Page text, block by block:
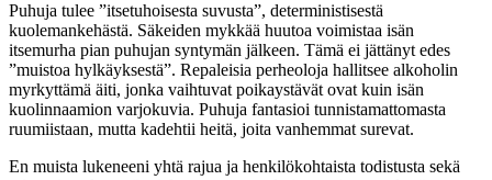
Puhuja tulee ”itsetuhoisesta suvusta”, deterministisestä
kuolemankehästä. Säkeiden mykkää huutoa voimistaa isän
itsemurha pian puhujan syntymän jälkeen. Tämä ei jättänyt edes
”muistoa hylkäyksestä”. Repaleisia perheoloja hallitsee alkoholin
myrkyttämä äiti, jonka vaihtuvat poikaystävät ovat kuin isän
kuolinnaamion varjokuvia. Puhuja fantasioi tunnistamattomasta
ruumiistaan, mutta kadehtii heitä, joita vanhemmat surevat.
En muista lukeneeni yhtä rajua ja henkilökohtaista todistusta sekä